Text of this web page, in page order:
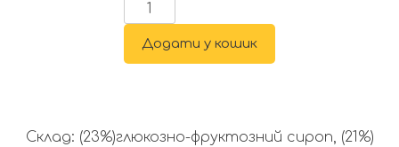
Додати у кошик
Склад: (23%)глюкозно-фруктозний сироп, (21%)